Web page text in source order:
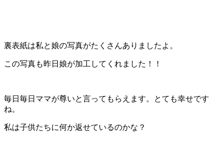
裏表紙は私と娘の写真がたくさんありましたよ。
この写真も昨日娘が加工してくれました！！
毎日毎日ママが尊いと言ってもらえます。とても幸せです
ね。
私は子供たちに何か返せているのかな？